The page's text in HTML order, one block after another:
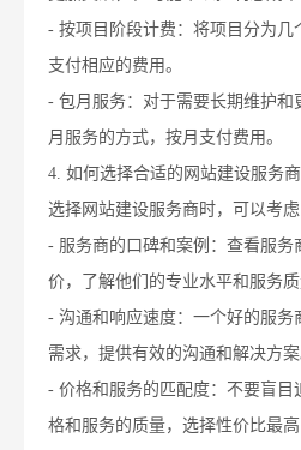
- 按项目阶段计费：将项目分为几
支付相应的费用。
- 包月服务：对于需要长期维护和
月服务的方式，按月支付费用。
4. 如何选择合适的网站建设服务商
选择网站建设服务商时，可以考虑
- 服务商的口碑和案例：查看服务
价，了解他们的专业水平和服务质
- 沟通和响应速度：一个好的服务
需求，提供有效的沟通和解决方案
- 价格和服务的匹配度：不要盲目
格和服务的质量，选择性价比最高